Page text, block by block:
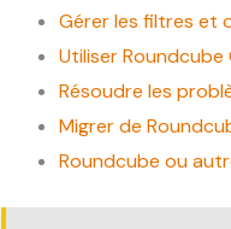
Gérer les filtres et
Utiliser Roundcube
Résoudre les
Migrer de
Roundcube ou